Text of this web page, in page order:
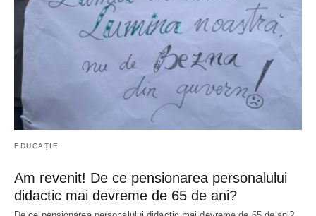
EDUCAȚIE
Am revenit! De ce pensionarea personalului
didactic mai devreme de 65 de ani?